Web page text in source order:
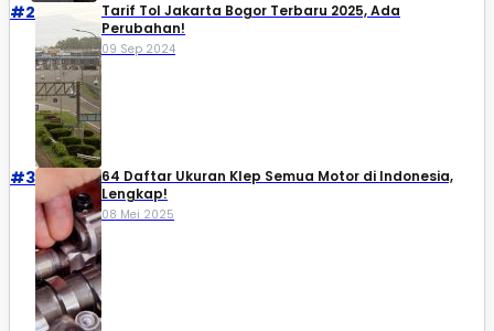
#2
Tarif Tol Jakarta Bogor Terbaru 2025, Ada
Perubahan!
09 Sep 2024
#3
64 Daftar Ukuran Klep Semua Motor di Indonesia,
Lengkap!
08 Mei 2025